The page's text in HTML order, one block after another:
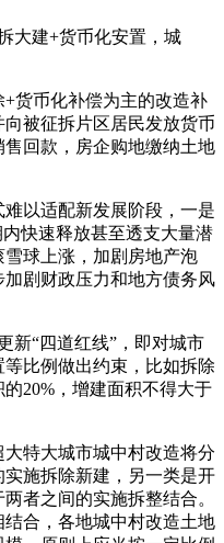
建+货币化安置，城
币化补偿为主的改造补
被征拆片区居民发放货币
回款，房企购地缴纳土地
以适配新发展阶段，一是
快速释放甚至透支大量潜
球上涨，加剧房地产泡
剧财政压力和地方债务风
“四道红线”，即对城市
比例做出约束，比如拆除
20%，增建面积不得大于
特大城市城中村改造将分
施拆除新建，另一类是开
者之间的实施拆整结合。
合，各地城中村改造土地